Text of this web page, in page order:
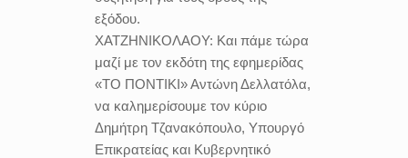
εξόδου.
ΧΑΤΖΗΝΙΚΟΛΑΟΥ: Και πάμε τώρα
μαζί με τον εκδότη της εφημερίδας
«ΤΟ ΠΟΝΤΙΚΙ» Αντώνη Δελλατόλα,
να καλημερίσουμε τον κύριο
Δημήτρη Τζανακόπουλο, Υπουργό
Επικρατείας και Κυβερνητικό